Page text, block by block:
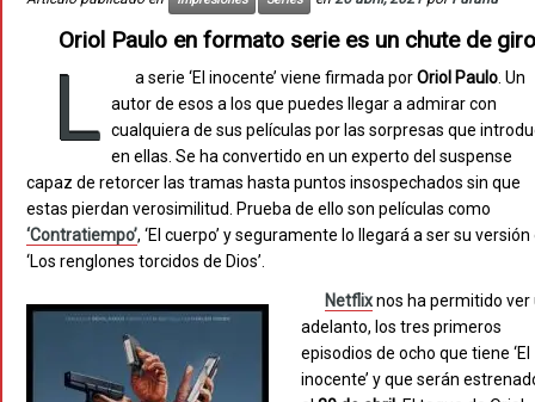
Oriol Paulo en formato serie es un chute de
L a serie ‘El inocente’ viene firmada porOriol Paulo. Un
autor de esos a los que puedes llegar a admirar con
cualquiera de sus películas por las sorpresas que
en ellas. Se ha convertido en un experto del suspense
capaz de retorcer las tramas hasta puntos insospechados sin que
estas pierdan verosimilitud. Prueba de ello son películas como
‘Contratiempo’, ‘El cuerpo’ y seguramente lo llegará a ser su versión
‘Los renglones torcidos de Dios’.
Netflixnos ha permitido ver
adelanto, los tres primeros
episodios de ocho que tiene ‘El
inocente’ y que serán